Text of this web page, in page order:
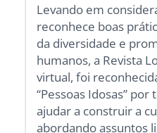
Levando em
reconhece boas
da diversidade e
humanos, a Revista
virtual, foi
“Pessoas Idosas”
ajudar a construir a
abordando assuntos